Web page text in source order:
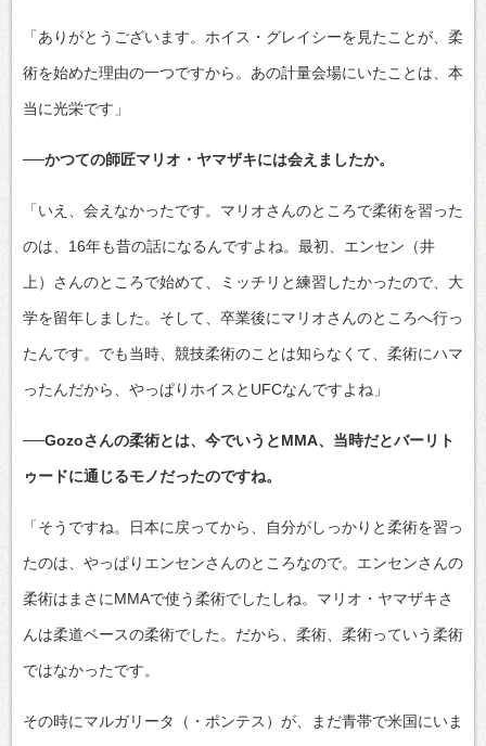
「ありがとうございます。ホイス・グレイシーを見たことが、柔
術を始めた理由の一つですから。あの計量会場にいたことは、本
当に光栄です」
──かつての師匠マリオ・ヤマザキには会えましたか。
「いえ、会えなかったです。マリオさんのところで柔術を習った
のは、16年も昔の話になるんですよね。最初、エンセン（井
上）さんのところで始めて、ミッチリと練習したかったので、大
学を留年しました。そして、卒業後にマリオさんのところへ行っ
たんです。でも当時、競技柔術のことは知らなくて、柔術にハマ
ったんだから、やっぱりホイスとUFCなんですよね」
──Gozoさんの柔術とは、今でいうとMMA、当時だとバーリト
ゥードに通じるモノだったのですね。
「そうですね。日本に戻ってから、自分がしっかりと柔術を習っ
たのは、やっぱりエンセンさんのところなので。エンセンさんの
柔術はまさにMMAで使う柔術でしたしね。マリオ・ヤマザキさ
んは柔道ベースの柔術でした。だから、柔術、柔術っていう柔術
ではなかったです。
その時にマルガリータ（・ポンテス）が、まだ青帯で米国にいま